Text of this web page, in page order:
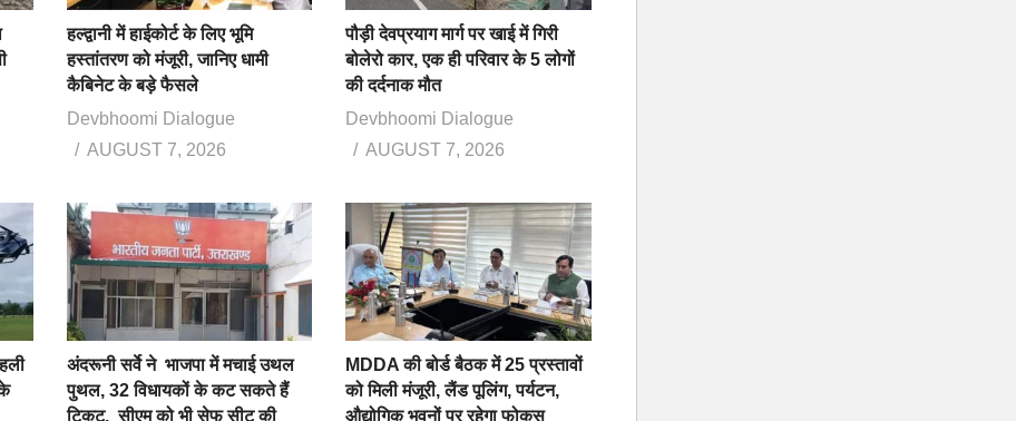
हल्द्वानी में हाईकोर्ट के लिए भूमि
हस्तांतरण को मंजूरी, जानिए धामी
कैबिनेट के बड़े फैसले
Devbhoomi Dialogue
AUGUST 7, 2026
पौड़ी देवप्रयाग मार्ग पर खाई में गिरी
बोलेरो कार, एक ही परिवार के 5 लोगों
की दर्दनाक मौत
Devbhoomi Dialogue
AUGUST 7, 2026
अंदरूनी सर्वे ने भाजपा में मचाई उथल
पुथल, 32 विधायकों के कट सकते हैं
टिकट, सीएम को भी सेफ सीट की
MDDA की बोर्ड बैठक में 25 प्रस्तावों
को मिली मंजूरी, लैंड पूलिंग, पर्यटन,
औद्योगिक भवनों पर रहेगा फोकस